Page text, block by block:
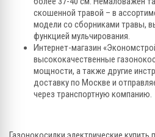
скошенной травой – в
модели со сборниками травы,
функцией мульчирования.
Интернет-магазин
высококачественные
мощности, а также другие
доставку по Москве и
через транспортную компанию.